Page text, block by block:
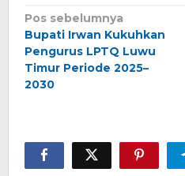
Navigasi
pos
Pos sebelumnya
Bupati Irwan Kukuhkan
Pengurus LPTQ Luwu
Timur Periode 2025–
2030